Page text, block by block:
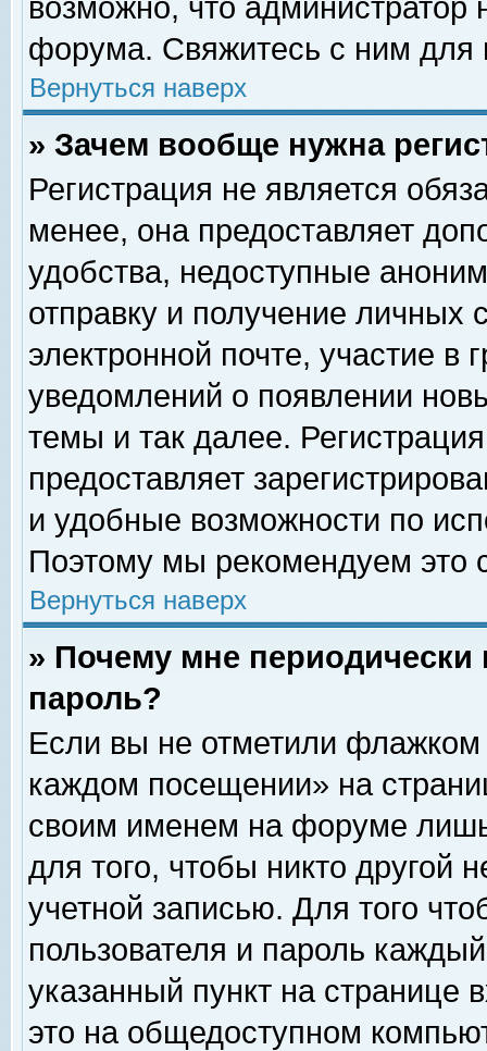
возможно, что
форума. Свяжитесь с ним для
Вернуться наверх
» Зачем вообще нужна
Регистрация не является
менее, она предоставляет
удобства, недоступные
отправку и получение личных
электронной почте, участие в
уведомлений о появлении
темы и так далее.
предоставляет
и удобные возможности по
Поэтому мы рекомендуем это
Вернуться наверх
» Почему мне
пароль?
Если вы не отметили флажком
каждом посещении» на
своим именем на форуме
для того, чтобы никто другой
учетной записью. Для того
пользователя и пароль
указанный пункт на
это на общедоступном